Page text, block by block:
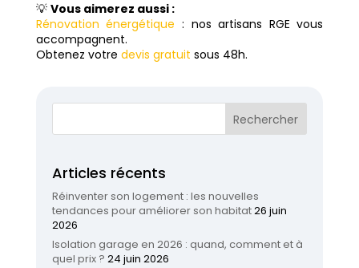
💡 Vous aimerez aussi :
Rénovation énergétique : nos artisans RGE vous
accompagnent.
Obtenez votre devis gratuit sous 48h.
Articles récents
Réinventer son logement : les nouvelles
tendances pour améliorer son habitat26 juin
2026
Isolation garage en 2026 : quand, comment et à
quel prix ? 24 juin 2026